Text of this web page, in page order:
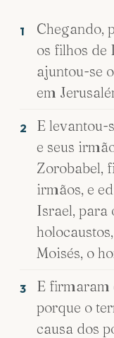
1
Chegando,
os filhos de
ajuntou-se
em
2
E levantou-
e seus
Zorobabel,
irmãos, e
Israel, para
Moisés, o
3
E firmaram
porque o
causa dos